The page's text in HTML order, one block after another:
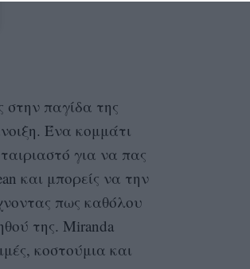
στην παγίδα της
Ένα κομμάτι
για να πας
και μπορείς να την
πως καθόλου
της. Miranda
κοστούμια και